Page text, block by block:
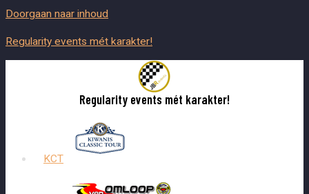
Doorgaan naar inhoud
Regularity events mét karakter!
Regularity events mét karakter!
KCT